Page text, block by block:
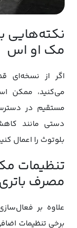
نکته‌هایی
مک او اس
مستقیم در
دستی مانند
بلوتوث را اعمال
تنظیمات
مصرف باتری
برخی تنظیمات